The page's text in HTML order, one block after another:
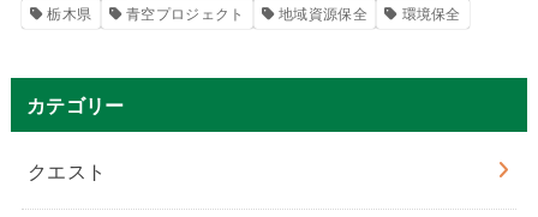
栃木県
青空プロジェクト 地域資源保全 環境保全
カテゴリー
クエスト